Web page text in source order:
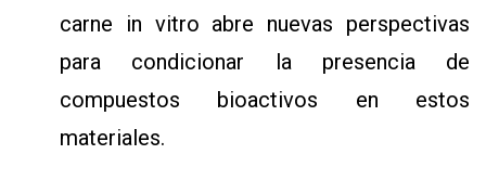
carne in vitro abre nuevas perspectivas
para condicionar la presencia de
compuestos bioactivos en estos
materiales.